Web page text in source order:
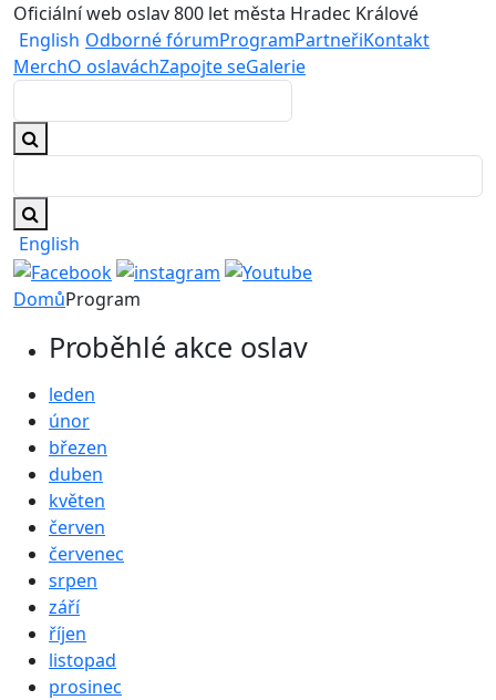
Oficiální web oslav 800 let města Hradec Králové
English Odborné fórumProgramPartneřiKontakt
MerchO oslaváchZapojte seGalerie
English
DomůProgram
Proběhlé akce oslav
leden
únor
březen
duben
květen
červen
červenec
srpen
září
říjen
listopad
prosinec